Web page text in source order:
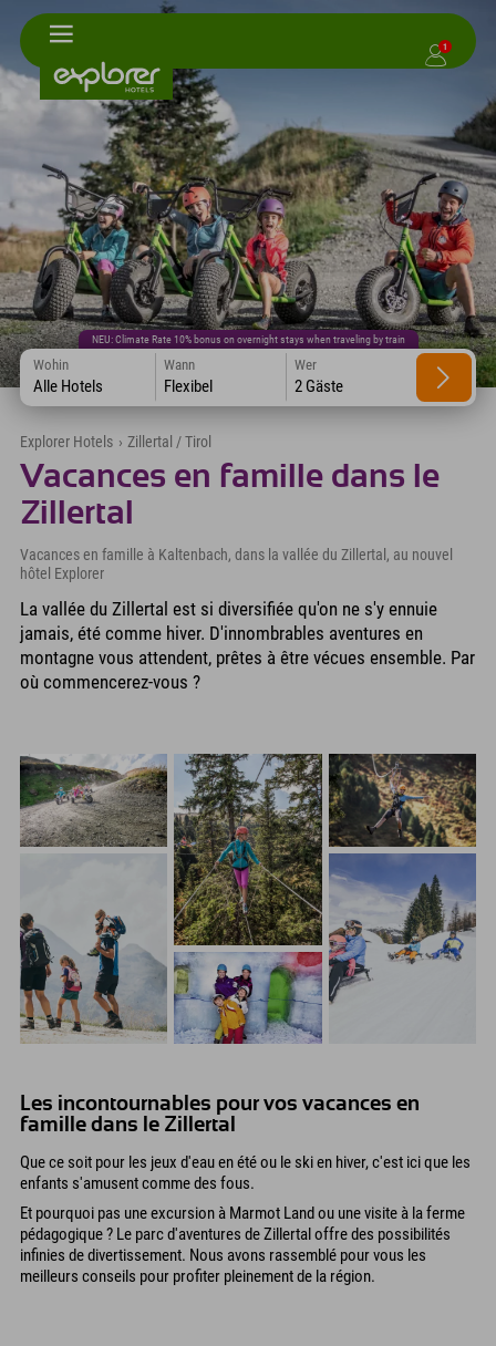
1
NEU: Climate Rate 10% bonus on overnight stays when traveling by train
Wohin
Alle Hotels
Wann
Flexibel
Wer
2 Gäste
Explorer Hotels › Zillertal / Tirol
Vacances en famille dans le
Zillertal
Vacances en famille à Kaltenbach, dans la vallée du Zillertal, au nouvel
hôtel Explorer
La vallée du Zillertal est si diversifiée qu'on ne s'y ennuie
jamais, été comme hiver. D'innombrables aventures en
montagne vous attendent, prêtes à être vécues ensemble. Par
où commencerez-vous ?
Les incontournables pour vos vacances en
famille dans le Zillertal
Que ce soit pour les jeux d'eau en été ou le ski en hiver, c'est ici que les
enfants s'amusent comme des fous.
Et pourquoi pas une excursion à Marmot Land ou une visite à la ferme
pédagogique ? Le parc d'aventures de Zillertal offre des possibilités
infinies de divertissement. Nous avons rassemblé pour vous les
meilleurs conseils pour profiter pleinement de la région.